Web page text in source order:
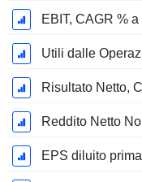
EBIT, CAGR %
Risultato Netto,
Reddito Netto
EPS diluito